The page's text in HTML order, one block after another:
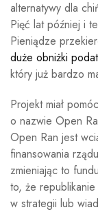
alternatywy dla
Pięć lat później i
Pieniądze
duże obniżki
który już bardzo
Projekt miał
o nazwie Open
Open Ran jest
finansowania
zmieniając to
to, że
w strategii lub